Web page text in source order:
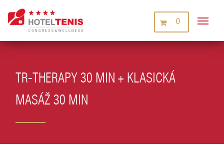
0
TR-THERAPY 30 MIN + KLASICKÁ
MASÁŽ 30 MIN